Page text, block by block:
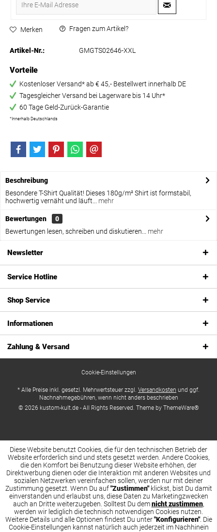
Merken Fragen zum Artikel?
Artikel-Nr.: GMGTS02646-XXL
Vorteile
Kostenloser Versand* ab € 45,- Bestellwert innerhalb DE
Tagesgleicher Versand bei Lagerware bis 14 Uhr*
60 Tage Geld-Zurück-Garantie
*Innerhalb Deutschlands
Beschreibung
Besondere T-Shirt Qualität! Dieses 180g/m² Shirt ist formstabil,
hochwertig vernäht und läuft...
mehr
Bewertungen
0
Bewertungen lesen, schreiben und diskutieren...
mehr
Newsletter
Service Hotline
Shop Service
Informationen
Zahlung & Versand
Cookie-Einstellungen
* Alle Preise inkl. gesetzl. Mehrwertsteuer zzgl. Versandkosten und ggf.
Nachnahmegebühren, wenn nicht anders beschrieben
© 2026 kustom-kult.de - All Rights Reserved. Theme by ThemeWare®
Diese Website benutzt Cookies, die für den technischen Betrieb der
Website erforderlich sind und stets gesetzt werden. Andere Cookies,
die den Komfort bei Benutzung dieser Website erhöhen, der
Direktwerbung dienen oder die Interaktion mit anderen Websites und
sozialen Netzwerken vereinfachen sollen, werden nur mit deiner
Zustimmung gesetzt. Wenn Du auf"Zustimmen"klickst, bist Du damit
einverstanden und erlaubst uns, diese Daten zu Marketingzwecken
auch an Dritte weiterzugeben. Solltest Du demnicht zustimmen,
werden wir lediglich die technisch notwendigen Cookies nutzen.
Weitere Details und alle Optionen findest Du unter"Konfigurieren". Die
Cookie-Einstellungen kannst natürlich auch jederzeit im Nachhinein